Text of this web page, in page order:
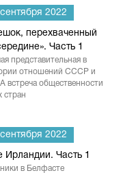
2022
перехваченный
Часть 1
представительная в
отношений СССР и
встреча общественности
стран
2022
Ирландии. Часть 1
в Белфасте